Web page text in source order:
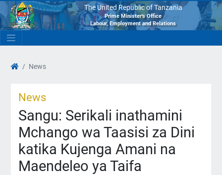
The United Republic of Tanzania
Prime Minister's Office
Labour, Employment and Relations
News
News
Sangu: Serikali inathamini
Mchango wa Taasisi za Dini
katika Kujenga Amani na
Maendeleo ya Taifa